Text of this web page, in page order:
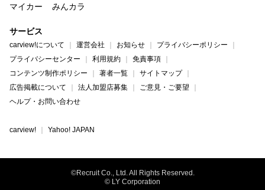
マイカー
みんカラ
サービス
carview!について 運営会社 お知らせ
プライバシーポリシー
プライバシーセンター
利用規約
免責事項
コンテンツ制作ポリシー
著者一覧
サイトマップ
広告掲載について
法人加盟店募集
ご意見・ご要望
ヘルプ・お問い合わせ
carview! Yahoo! JAPAN
©Recruit Co., Ltd. All Rights Reserved.
© LY Corporation